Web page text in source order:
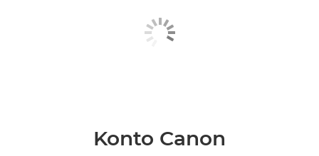
Konto Canon